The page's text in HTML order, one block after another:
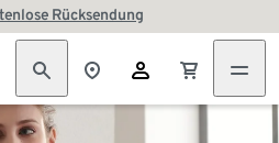
Rücksendung